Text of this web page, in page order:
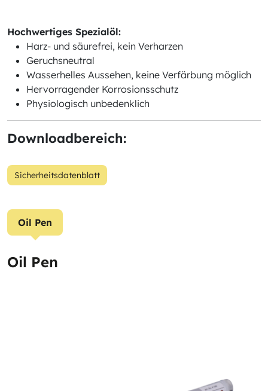
Hochwertiges Spezialöl:
Harz- und säurefrei, kein Verharzen
Geruchsneutral
Wasserhelles Aussehen, keine Verfärbung möglich
Hervorragender Korrosionsschutz
Physiologisch unbedenklich
Downloadbereich:
Sicherheitsdatenblatt
Oil Pen
Oil Pen